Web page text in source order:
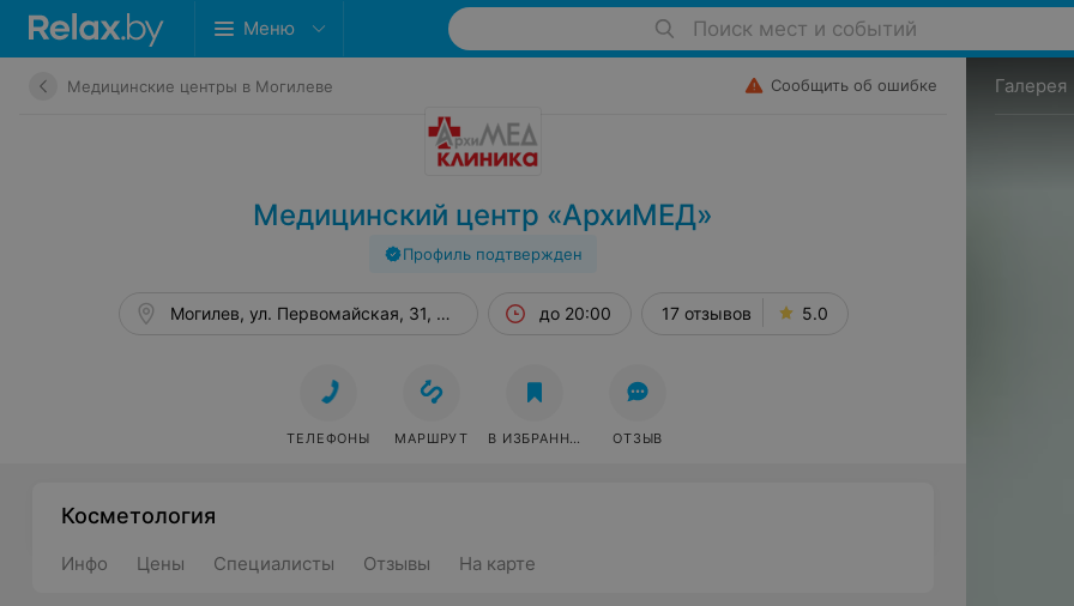
Меню Поиск мест и событий
Медицинские центры в Могилеве Сообщить об ошибке
Медицинский центр «АрхиМЕД»
Профиль подтвержден
Могилев, ул. Первомайская, 31, каб. 236 до 20:00 17 отзывов 5.0
ТЕЛЕФОНЫ МАРШРУТ В ИЗБРАННОЕ ОТЗЫВ
Косметология
Инфо Цены Специалисты Отзывы На карте
Галерея